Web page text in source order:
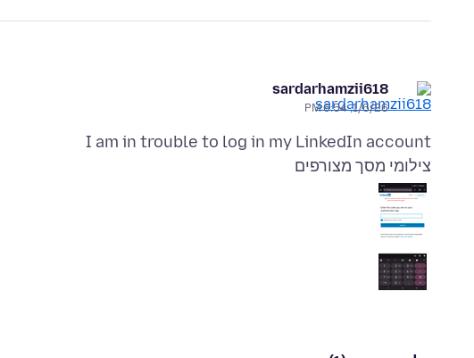
sardarhamzii618
1/6/26, 6:54 PM
I am in trouble to log in my LinkedIn account
צילומי מסך מצורפים